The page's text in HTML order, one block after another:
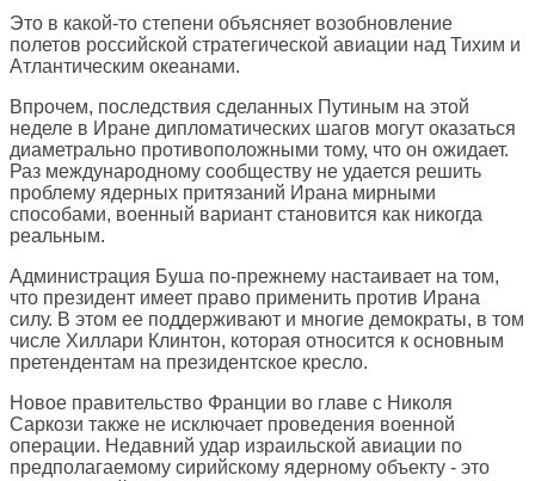
Это в какой-то степени объясняет возобновление
полетов российской стратегической авиации над Тихим и
Атлантическим океанами.
Впрочем, последствия сделанных Путиным на этой
неделе в Иране дипломатических шагов могут оказаться
диаметрально противоположными тому, что он ожидает.
Раз международному сообществу не удается решить
проблему ядерных притязаний Ирана мирными
способами, военный вариант становится как никогда
реальным.
Администрация Буша по-прежнему настаивает на том,
что президент имеет право применить против Ирана
силу. В этом ее поддерживают и многие демократы, в том
числе Хиллари Клинтон, которая относится к основным
претендентам на президентское кресло.
Новое правительство Франции во главе с Николя
Саркози также не исключает проведения военной
операции. Недавний удар израильской авиации по
предполагаемому сирийскому ядерному объекту - это